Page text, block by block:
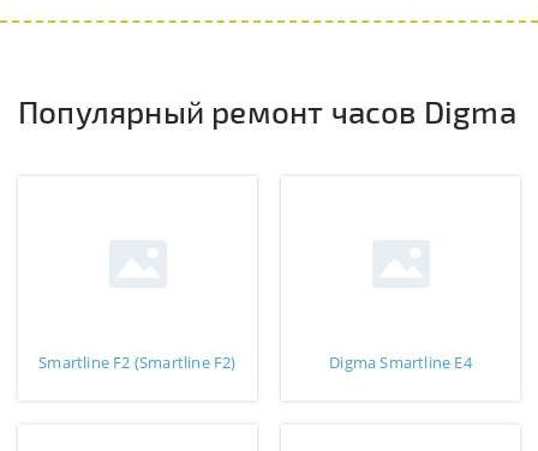
Популярный ремонт часов Digma
Smartline F2 (Smartline F2) Digma Smartline E4